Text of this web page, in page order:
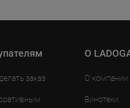
заказ
O
О компании
Винотеки